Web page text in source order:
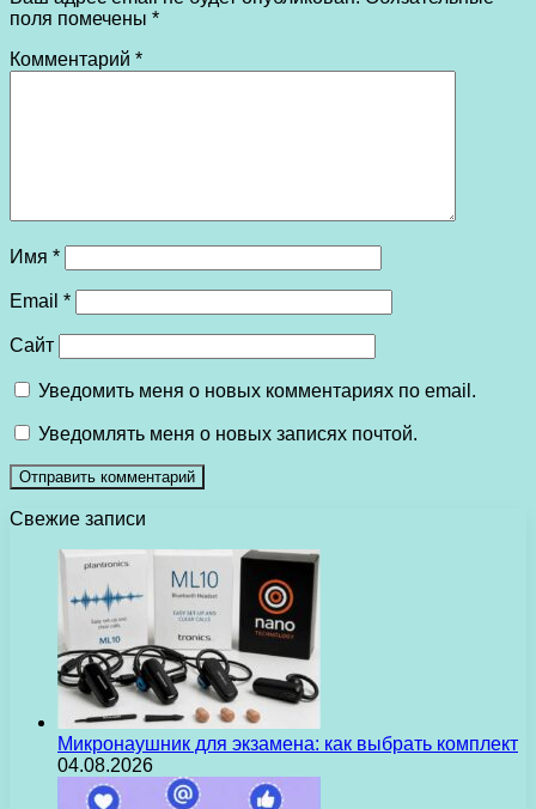
поля помечены *
Комментарий *
Имя *
Email *
Сайт
Уведомить меня о новых комментариях по email.
Уведомлять меня о новых записях почтой.
Свежие записи
Микронаушник для экзамена: как выбрать комплект
04.08.2026